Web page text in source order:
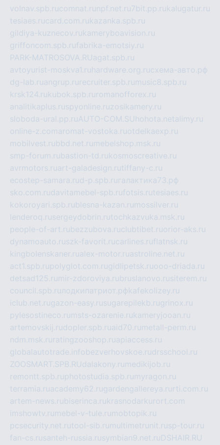
volnav.spb.rucomnat.ru npf.net.ru 7bit.pp.rukalugatur.ru
tesiaes.rucard.com.rukazanka.spb.ru
gildiya-kuznecov.rukameryboavision.ru
griffoncom.spb.rufabrika-emotsiy.ru
PARK-MATROSOVA.RUagat.spb.ru
avtoyurist-moskva1.ru hardware.org.ruсхема-авто.рф
dg-lab.ruangrup.ru recruiter.spb.ru music8.spb.ru
krsk124.rukubok.spb.ru romanofforex.ru
analitikaplus.ruspyonline.ruzosikamery.ru
sloboda-ural.pp.ruAUTO-COM.SU hohota.net alimy.ru
online-z.comaromat-vostoka.ruotdelkaexp.ru
mobilvest.rubbd.net.ru mebelshop.msk.ru
smp-forum.rubastion-td.rukosmoscreative.ru
avrmotors.ruart-galadesign.rutiffany-c.ru
ecostep-samara.rud-p.spb.ru галактика73.рф
sko.com.rudavitamebel-spb.rufotsis.rutesiaes.ru
kokoroyari.spb.rublesna-kazan.ru mossilver.ru
lenderoq.rusergeydobrin.rutochkazvuka.msk.ru
people-of-art.rubezzubova.ruclubtibet.ruorior-aks.ru
dynamoauto.ruszk-favorit.rucarlines.ruflatnsk.ru
kingbolenskaner.rualex-motor.ruastroline.net.ru
act1.spb.rupolyglot.com.rugidlipetsk.ruooo-driada.ru
detsad125.ru mir-zdoroviya.rubruslanovo.rusiterem.ru
council.spb.ruлодкипатриот.рфkafekolizey.ru
iclub.net.rugazon-easy.rusugarepilekb.rugrinox.ru
pylesostineco.ru msts-ozarenie.rukameryjooan.ru
artemovskij.rudopler.spb.ruaid70.ru metall-perm.ru
ndm.msk.ru ratingzooshop.ruapiaccess.ru
globalautotrade.info bezverhovskoe.rudrsschool.ru
ZOOSMART.SPB.RUdalakony.ru medikijob.ru
remontt.spb.ruphotostudia.spb.ru myragon.ru
terramia.ruacademy62.rugardengallereya.ru rti.com.ru
artem-news.rubiserinca.rukrasnodarkurort.com
imshowtv.ru mebel-v-tule.ru mobtopik.ru
pcsecurity.net.rutool-sib.ru multimetrunit.rusp-tour.ru
fan-cs.rusanteh-russia.rusymbian9.net.ruDSHAIR.RU